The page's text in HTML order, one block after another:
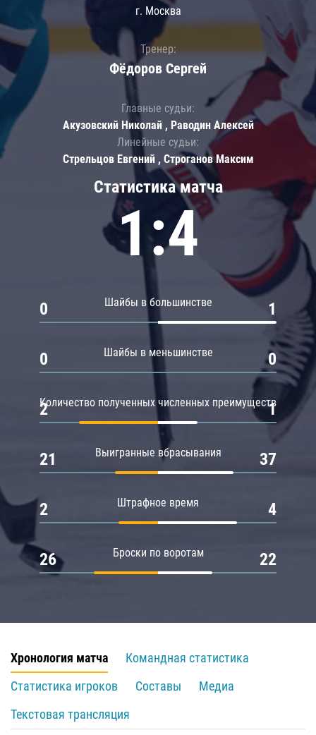
Статистика матча
1:4
Шайбы в большинстве
0 1
Шайбы в меньшинстве
0 0
Количество полученных численных преимуществ
2 1
Выигранные вбрасывания
21 37
Штрафное время
2 4
Броски по воротам
26 22
г. Москва
Тренер:
Фёдоров Сергей
Главные судьи:
Акузовский Николай , Раводин Алексей
Линейные судьи:
Стрельцов Евгений , Строганов Максим
Хронология матча
Командная статистика
Статистика игроков
Составы
Медиа
Текстовая трансляция